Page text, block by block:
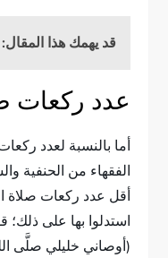
قد يهمك هذا المقال:
عدد ركعات
أما بالنسبة لعدد
الفقهاء من الحنفية
أقل عدد ركعات صلاة
استدلوا بها على
(أوصاني خليلي صلَّى